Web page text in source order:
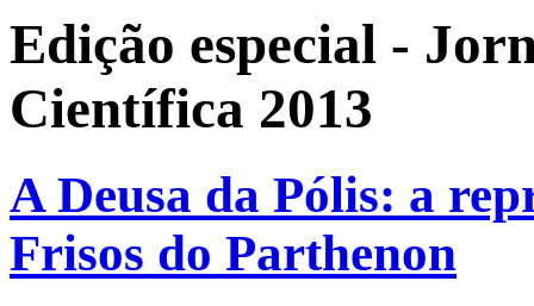
Edição especial -
Científica 2013
A Deusa da Pólis: a
Frisos do Parthenon